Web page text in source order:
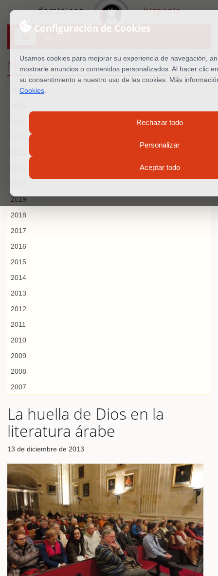
Configuración de Cookies
Usamos cookies para mejorar su experiencia de navegación,
mostrarle anuncios o contenidos personalizados. Al hacer clic
su consentimiento a nuestro uso de las cookies. Más
Cookies
Rechazar todo
Personalizar
Aceptar todo
dominicos hispania
MENU
Noticias
2026
2019
2018
2017
2016
2015
2014
2013
2012
2011
2010
2009
2008
2007
La huella de Dios en la
literatura árabe
13 de diciembre de 2013